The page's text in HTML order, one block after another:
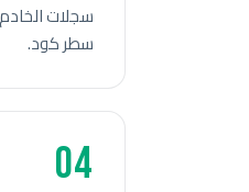
سجلات
سطر كود.
04